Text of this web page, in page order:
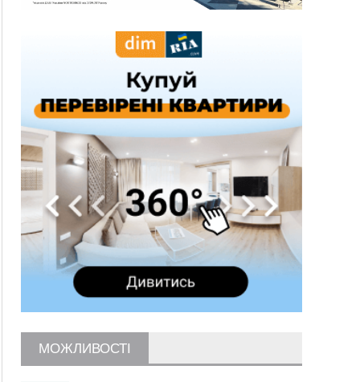
Яремчанський суд виніс вирок чоловіку, який
за 8,5 тисяч
давньоруську вагову гирку XII–XIII століть
09:39
У Франківську медики провели серію
складних операцій на аорті
Вчора
22:22 ФОТО У Богородчанах на "зебрі" водій Audi
наїхав на хлопчика з велосипедом
Загальна площа всіх книгарень України - трохи
більше ніж 6 футбольних полів
20:47
На "зебрі" у Франківську два мотоциклісти
збили жінку
Прикарпаття серед лідерів за будівництвом
новобудов і рекордсмен за зростанням цін на
16:20
У Франківську дружина загиблого воїна
створила організацію «КОД 7'Я», аби
МОЖЛИВОСТІ